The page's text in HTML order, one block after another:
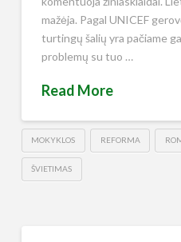
mažėja. Pagal UNICEF
turtingų šalių yra pačiame
problemų su tuo …
Read More
MOKYKLOS REFORMA
ŠVIETIMAS